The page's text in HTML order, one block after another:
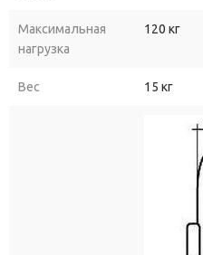
Максимальная
нагрузка
120 кг
Вес 15 кг